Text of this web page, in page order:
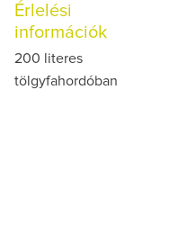
Érlelési
információk
200 literes
tölgyfahordóban